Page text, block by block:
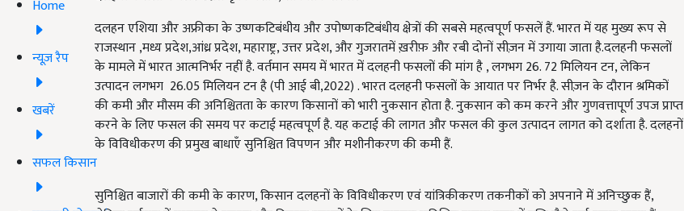
Home
न्यूज़ रैप
खबरें
सफल किसान
दलहन एशिया और अफ्रीका के उष्णकटिबंधीय और उपोष्णकटिबंधीय क्षेत्रों की सबसे महत्वपूर्ण फसलें हैं. भारत में यह मुख्य रूप से
राजस्थान ,मध्य प्रदेश,आंध्र प्रदेश, महाराष्ट्र, उत्तर प्रदेश, और गुजरातमें ख़रीफ़ और रबी दोनों सीज़न में उगाया जाता है.दलहनी फसलों
के मामले में भारत आत्मनिर्भर नहीं है. वर्तमान समय में भारत में दलहनी फसलों की मांग है , लगभग 26. 72 मिलियन टन, लेकिन
उत्पादन लगभग 26.05 मिलियन टन है (पी आई बी,2022) . भारत दलहनी फसलों के आयात पर निर्भर है. सीज़न के दौरान श्रमिकों
की कमी और मौसम की अनिश्चितता के कारण किसानों को भारी नुकसान होता है. नुकसान को कम करने और गुणवत्तापूर्ण उपज प्राप्त
करने के लिए फसल की समय पर कटाई महत्वपूर्ण है. यह कटाई की लागत और फसल की कुल उत्पादन लागत को दर्शाता है. दलहनों
के विविधीकरण की प्रमुख बाधाएँ सुनिश्चित विपणन और मशीनीकरण की कमी हैं.
सुनिश्चित बाजारों की कमी के कारण, किसान दलहनों के विविधीकरण एवं यांत्रिकीकरण तकनीकों को अपनाने में अनिच्छुक हैं,